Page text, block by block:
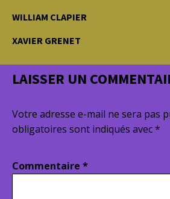
WILLIAM CLAPIER
XAVIER GRENET
LAISSER UN
Votre adresse e-mail ne sera pas
obligatoires sont indiqués avec*
Commentaire *